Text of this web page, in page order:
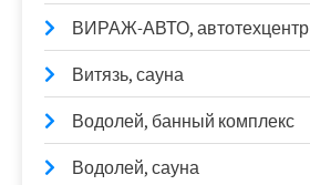
ВИРАЖ-АВТО, автотехцентр
Витязь, сауна
Водолей, банный комплекс
Водолей, сауна